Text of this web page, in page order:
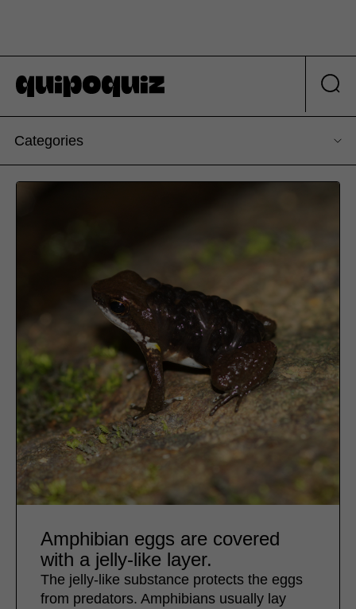
Categories
Amphibian eggs are covered
with a jelly-like layer.
The jelly-like substance protects the eggs
from predators. Amphibians usually lay